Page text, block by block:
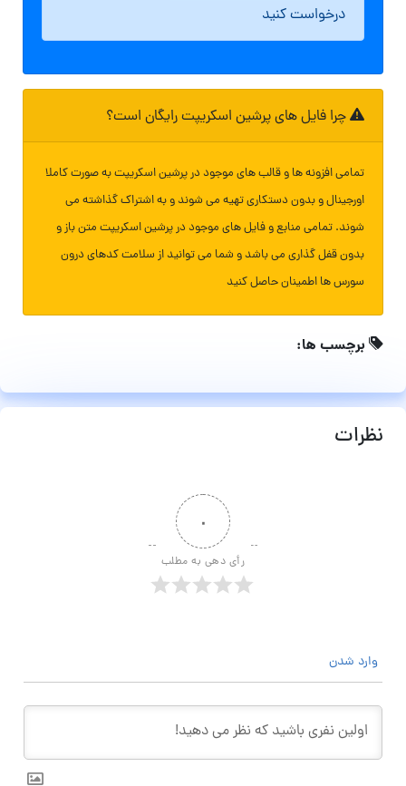
درخواست کنید
چرا فایل های پرشین اسکریپت رایگان است؟
تمامی افزونه ها و قالب های موجود در پرشین اسکریپت به صورت کاملا
اورجینال و بدون دستکاری تهیه می شوند و به اشتراک گذاشته می
شوند. تمامی منابع و فایل های موجود در پرشین اسکریپت متن باز و
بدون قفل گذاری می باشد و شما می توانید از سلامت کدهای درون
سورس ها اطمینان حاصل کنید
برچسب ها:
نظرات
۰
رأی دهی به مطلب
وارد شدن